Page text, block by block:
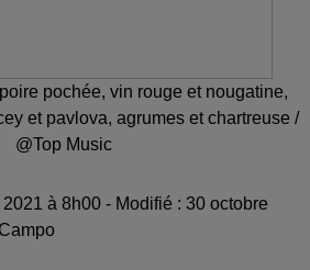
pochée, vin rouge et nougatine,
et pavlova, agrumes et chartreuse /
@Top Music
à 8h00 - Modifié : 30 octobre